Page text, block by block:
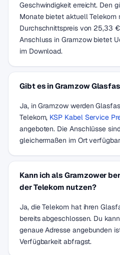
Geschwindigkeit erreicht. Den
Monate bietet aktuell Telekom
Durchschnittspreis von 25,33
Anschluss in Gramzow bietet
im Download.
Gibt es in Gramzow
Ja, in Gramzow werden
Telekom, KSP Kabel Service
angeboten. Die Anschlüsse
gleichermaßen im Ort
Kann ich als Gramzower
der Telekom nutzen?
Ja, die Telekom hat ihren
bereits abgeschlossen. Du
genaue Adresse angebunden
Verfügbarkeit abfragst.